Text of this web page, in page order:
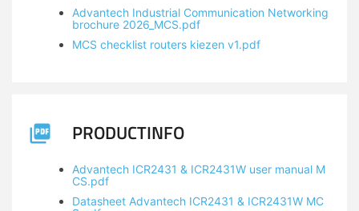
Advantech Industrial Communication Networking
brochure 2026_MCS.pdf
MCS checklist routers kiezen v1.pdf
PRODUCTINFO
Advantech ICR2431 & ICR2431W user manual M
CS.pdf
Datasheet Advantech ICR2431 & ICR2431W MC